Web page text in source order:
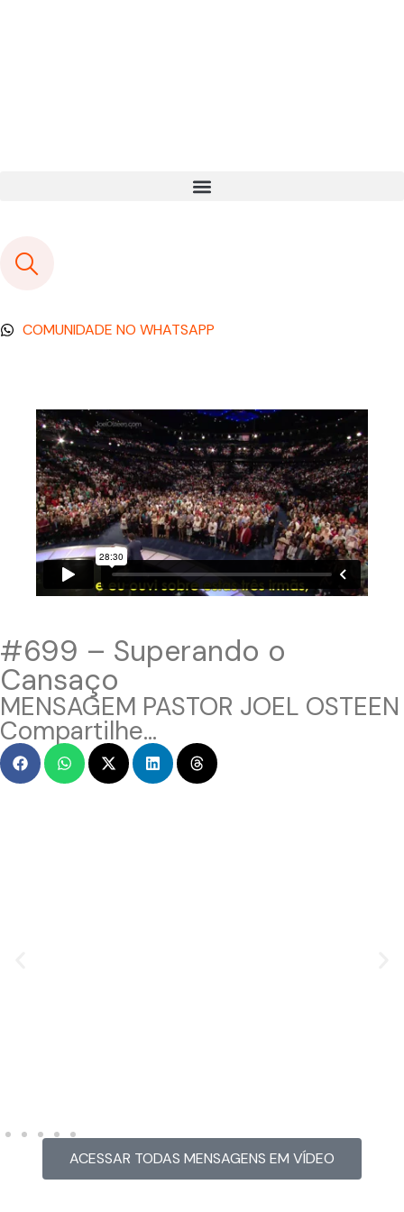
COMUNIDADE NO WHATSAPP
#699 – Superando o
Cansaço
MENSAGEM PASTOR JOEL OSTEEN
Compartilhe...
ACESSAR TODAS MENSAGENS EM VÍDEO